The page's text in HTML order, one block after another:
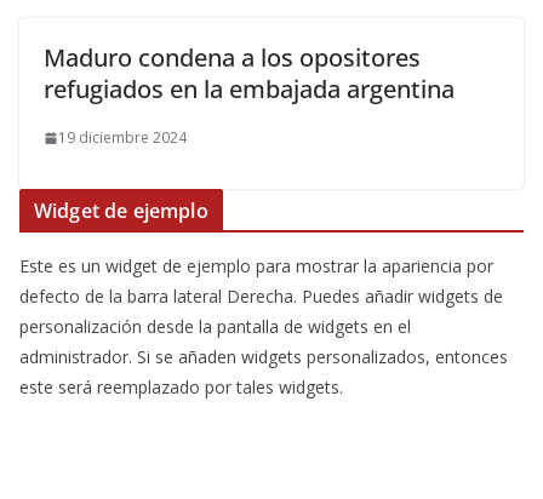
Maduro condena a los opositores
refugiados en la embajada argentina
19 diciembre 2024
Widget de ejemplo
Este es un widget de ejemplo para mostrar la apariencia por
defecto de la barra lateral Derecha. Puedes añadir widgets de
personalización desde la pantalla de widgets en el
administrador. Si se añaden widgets personalizados, entonces
este será reemplazado por tales widgets.